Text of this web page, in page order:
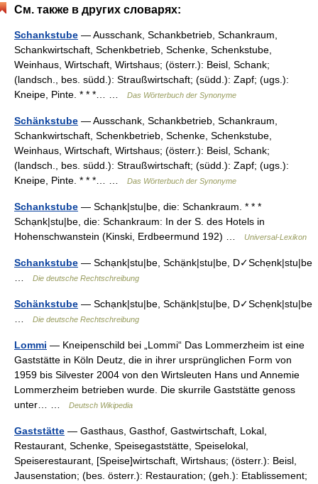
См. также в других словарях:
Schankstube — Ausschank, Schankbetrieb, Schankraum,
Schankwirtschaft, Schenkbetrieb, Schenke, Schenkstube,
Weinhaus, Wirtschaft, Wirtshaus; (österr.): Beisl, Schank;
(landsch., bes. südd.): Straußwirtschaft; (südd.): Zapf; (ugs.):
Kneipe, Pinte. * * *… …
Das Wörterbuch der Synonyme
Schänkstube — Ausschank, Schankbetrieb, Schankraum,
Schankwirtschaft, Schenkbetrieb, Schenke, Schenkstube,
Weinhaus, Wirtschaft, Wirtshaus; (österr.): Beisl, Schank;
(landsch., bes. südd.): Straußwirtschaft; (südd.): Zapf; (ugs.):
Kneipe, Pinte. * * *… …
Das Wörterbuch der Synonyme
Schankstube — Schạnk|stu|be, die: Schankraum. * * *
Schạnk|stu|be, die: Schankraum: In der S. des Hotels in
Hohenschwanstein (Kinski, Erdbeermund 192) …
Universal-Lexikon
Schankstube — Schạnk|stu|be, Schạ̈nk|stu|be, D✓Schẹnk|stu|be
Die deutsche Rechtschreibung
Schänkstube — Schạnk|stu|be, Schạ̈nk|stu|be, D✓Schẹnk|stu|be
Die deutsche Rechtschreibung
Lommi — Kneipenschild bei „Lommi“ Das Lommerzheim ist eine
Gaststätte in Köln Deutz, die in ihrer ursprünglichen Form von
1959 bis Silvester 2004 von den Wirtsleuten Hans und Annemie
Lommerzheim betrieben wurde. Die skurrile Gaststätte genoss
unter… …
Deutsch Wikipedia
Gaststätte — Gasthaus, Gasthof, Gastwirtschaft, Lokal,
Restaurant, Schenke, Speisegaststätte, Speiselokal,
Speiserestaurant, [Speise]wirtschaft, Wirtshaus; (österr.): Beisl,
Jausenstation; (bes. österr.): Restauration; (geh.): Etablissement;